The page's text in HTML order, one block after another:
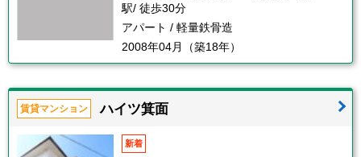
駅/ 徒歩30分
アパート / 軽量鉄骨造
2008年04月（築18年）
賃貸マンション ハイツ箕面
新着